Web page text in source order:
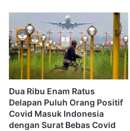
Dua Ribu Enam Ratus
Delapan Puluh Orang Positif
Covid Masuk Indonesia
dengan Surat Bebas Covid